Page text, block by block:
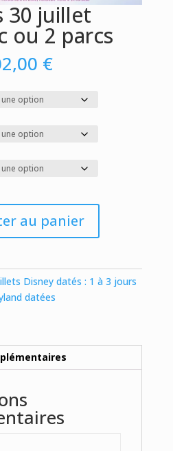
30 juillet
ou 2 parcs
€Plage
de
prix :
72,00 €
102,00 €
au panier
Disney datés : 1 à 3 jours
datées